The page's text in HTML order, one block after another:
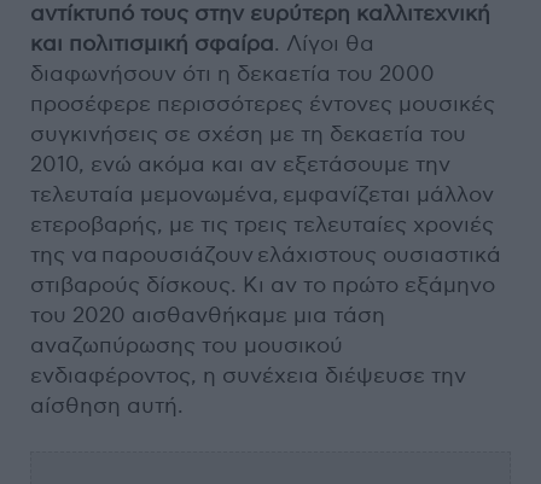
αντίκτυπό τους στην ευρύτερη καλλιτεχνική
και πολιτισμική σφαίρα. Λίγοι θα
διαφωνήσουν ότι η δεκαετία του 2000
προσέφερε περισσότερες έντονες μουσικές
συγκινήσεις σε σχέση με τη δεκαετία του
2010, ενώ ακόμα και αν εξετάσουμε την
τελευταία μεμονωμένα, εμφανίζεται μάλλον
ετεροβαρής, με τις τρεις τελευταίες χρονιές
της να παρουσιάζουν ελάχιστους ουσιαστικά
στιβαρούς δίσκους. Κι αν το πρώτο εξάμηνο
του 2020 αισθανθήκαμε μια τάση
αναζωπύρωσης του μουσικού
ενδιαφέροντος, η συνέχεια διέψευσε την
αίσθηση αυτή.